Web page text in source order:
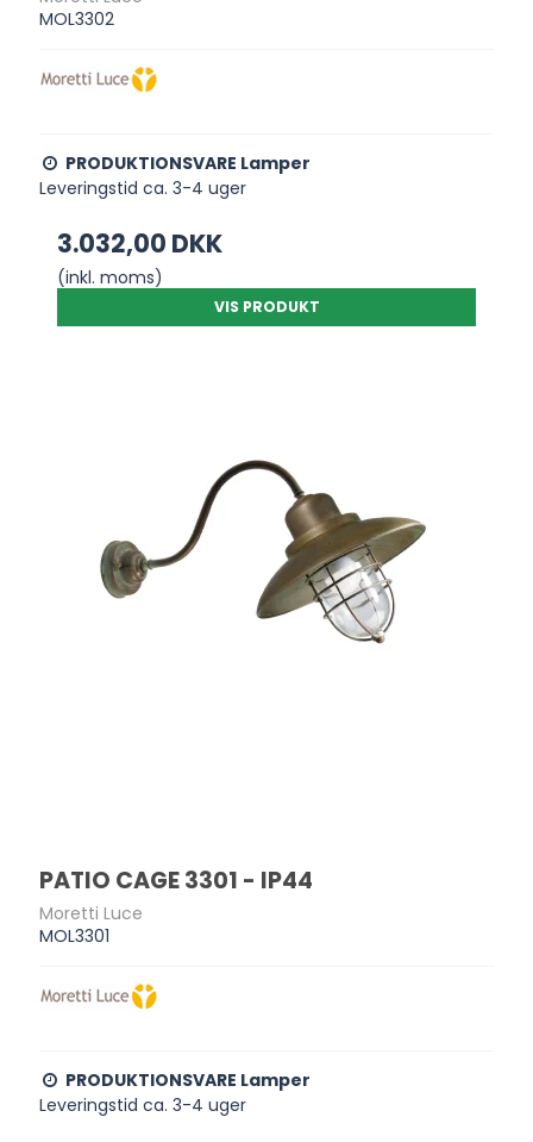
MOL3302
PRODUKTIONSVARE Lamper
Leveringstid ca. 3-4 uger
3.032,00 DKK
(inkl. moms)
VIS PRODUKT
PATIO CAGE 3301 - IP44
Moretti Luce
MOL3301
PRODUKTIONSVARE Lamper
Leveringstid ca. 3-4 uger